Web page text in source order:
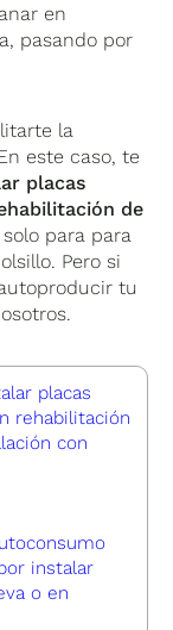
en
pasando por
la
este caso, te
placas
de
para para
Pero si
tu
placas
rehabilitación
con
instalar
o en